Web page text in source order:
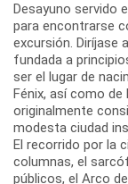
Desayuno servido
para encontrarse
excursión. Diríjase
fundada a
ser el lugar de
Fénix, así como de
originalmente
modesta ciudad
El recorrido por la
columnas, el
públicos, el Arco